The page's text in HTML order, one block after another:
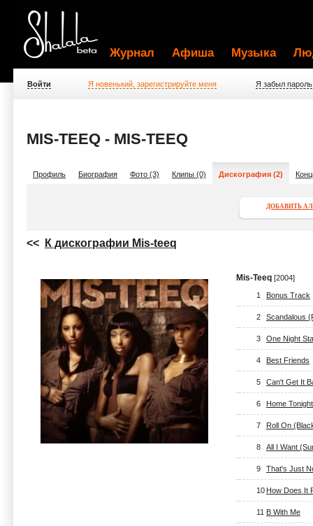
Журнал Афиша Музыка
Войти Я новенький, зарегистрируйте меня Я забыл пароль
MIS-TEEQ - MIS-TEEQ
Профиль Биография Фото (3) Клипы (0) Дискография (2)
ДОБАВИТЬ
<< К дискографии Mis-teeq
Mis-Teeq [2004]
1 Bonus Track
2 Scandalous
3 One Night
4 Best Friends
5 Can't Get It
6 Home Tonight
7 Roll On
8 All I Want
9 That's Just
10 How Does It
11 B With Me